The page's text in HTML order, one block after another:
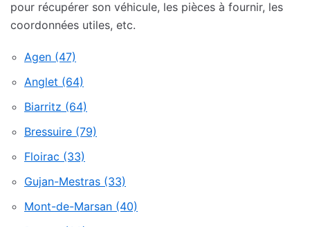
pour récupérer son véhicule, les pièces à fournir, les
coordonnées utiles, etc.
Agen (47)
Anglet (64)
Biarritz (64)
Bressuire (79)
Floirac (33)
Gujan-Mestras (33)
Mont-de-Marsan (40)